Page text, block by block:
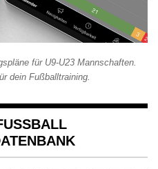
für U9-U23 Mannschaften.
dein Fußballtraining.
Ü